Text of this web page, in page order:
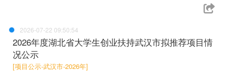
2026-07-22 09:50:54
2026年度湖北省大学生创业扶持武汉市拟推荐项目情
况公示
[项目公示-武汉市-2026年]